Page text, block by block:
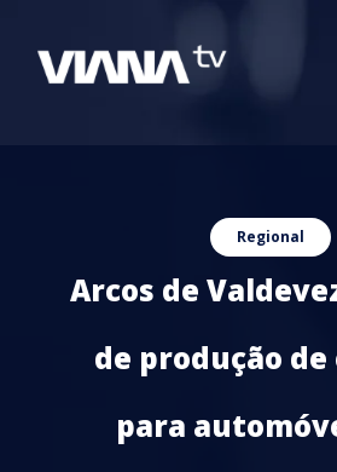
Regional
Arcos de
de produção
para